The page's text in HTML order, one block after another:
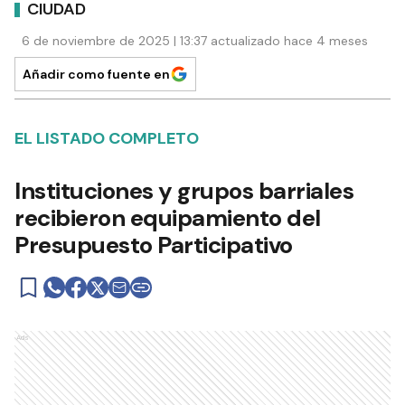
CIUDAD
6 de noviembre de 2025 | 13:37 actualizado hace 4 meses
Añadir como fuente en
EL LISTADO COMPLETO
Instituciones y grupos barriales
recibieron equipamiento del
Presupuesto Participativo
Ads